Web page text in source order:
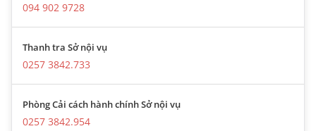
094 902 9728
Thanh tra Sở nội vụ
0257 3842.733
Phòng Cải cách hành chính Sở nội vụ
0257 3842.954